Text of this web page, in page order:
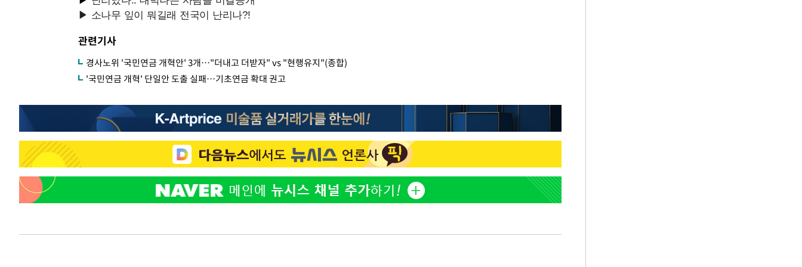
관련기사
경사노위 '국민연금 개혁안' 3개…"더내고 더받자" vs "현행유지"(종합)
'국민연금 개혁' 단일안 도출 실패…기초연금 확대 권고